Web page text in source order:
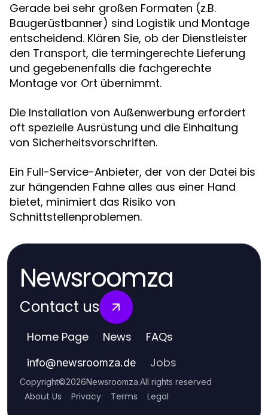
Gerade bei sehr großen Formaten (z.B.
Baugerüstbanner) sind Logistik und Montage
entscheidend. Klären Sie, ob der Dienstleister
den Transport, die termingerechte Lieferung
und gegebenenfalls die fachgerechte
Montage vor Ort übernimmt.
Die Installation von Außenwerbung erfordert
oft spezielle Ausrüstung und die Einhaltung
von Sicherheitsvorschriften.
Ein Full-Service-Anbieter, der von der Datei bis
zur hängenden Fahne alles aus einer Hand
bietet, minimiert das Risiko von
Schnittstellenproblemen.
Newsroomza
Contact us
Home Page News FAQs
info@newsroomza.de Jobs
Copyright©2026Newsroomza.All rights reserved
About Us Privacy Terms Legal